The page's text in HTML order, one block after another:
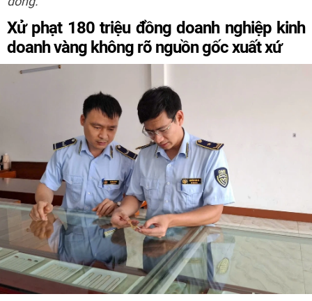
Xử phạt 180 triệu đồng doanh nghiệp kinh
doanh vàng không rõ nguồn gốc xuất xứ